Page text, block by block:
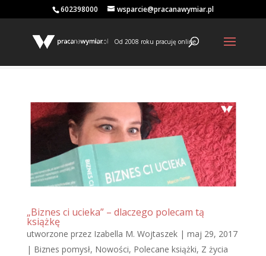
602398000 wsparcie@pracanawymiar.pl
Od 2008 roku pracuję online
„Biznes ci ucieka” – dlaczego polecam tą
książkę
utworzone przez Izabella M. Wojtaszek| maj 29, 2017
| Biznes pomysł, Nowości, Polecane książki, Z życia